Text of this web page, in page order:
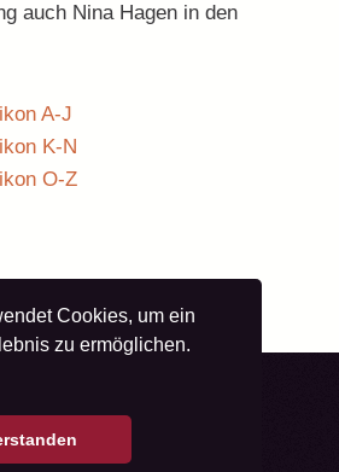
Cookies, um ein
zu ermöglichen.
auch Nina Hagen in den
A-J
K-N
O-Z